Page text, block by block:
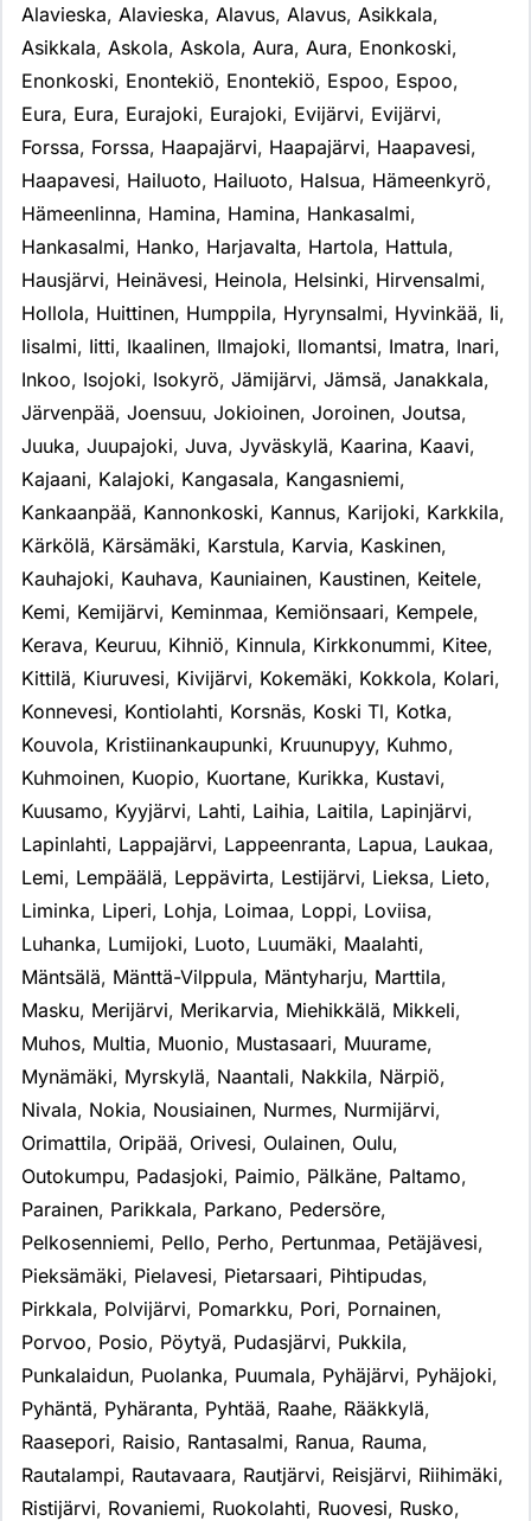
Alavieska, Alavieska, Alavus, Alavus, Asikkala,
Asikkala, Askola, Askola, Aura, Aura, Enonkoski,
Enonkoski, Enontekiö, Enontekiö, Espoo, Espoo,
Eura, Eura, Eurajoki, Eurajoki, Evijärvi, Evijärvi,
Forssa, Forssa, Haapajärvi, Haapajärvi, Haapavesi,
Haapavesi, Hailuoto, Hailuoto, Halsua, Hämeenkyrö,
Hämeenlinna, Hamina, Hamina, Hankasalmi,
Hankasalmi, Hanko, Harjavalta, Hartola, Hattula,
Hausjärvi, Heinävesi, Heinola, Helsinki, Hirvensalmi,
Hollola, Huittinen, Humppila, Hyrynsalmi, Hyvinkää, Ii,
Iisalmi, Iitti, Ikaalinen, Ilmajoki, Ilomantsi, Imatra, Inari,
Inkoo, Isojoki, Isokyrö, Jämijärvi, Jämsä, Janakkala,
Järvenpää, Joensuu, Jokioinen, Joroinen, Joutsa,
Juuka, Juupajoki, Juva, Jyväskylä, Kaarina, Kaavi,
Kajaani, Kalajoki, Kangasala, Kangasniemi,
Kankaanpää, Kannonkoski, Kannus, Karijoki, Karkkila,
Kärkölä, Kärsämäki, Karstula, Karvia, Kaskinen,
Kauhajoki, Kauhava, Kauniainen, Kaustinen, Keitele,
Kemi, Kemijärvi, Keminmaa, Kemiönsaari, Kempele,
Kerava, Keuruu, Kihniö, Kinnula, Kirkkonummi, Kitee,
Kittilä, Kiuruvesi, Kivijärvi, Kokemäki, Kokkola, Kolari,
Konnevesi, Kontiolahti, Korsnäs, Koski Tl, Kotka,
Kouvola, Kristiinankaupunki, Kruunupyy, Kuhmo,
Kuhmoinen, Kuopio, Kuortane, Kurikka, Kustavi,
Kuusamo, Kyyjärvi, Lahti, Laihia, Laitila, Lapinjärvi,
Lapinlahti, Lappajärvi, Lappeenranta, Lapua, Laukaa,
Lemi, Lempäälä, Leppävirta, Lestijärvi, Lieksa, Lieto,
Liminka, Liperi, Lohja, Loimaa, Loppi, Loviisa,
Luhanka, Lumijoki, Luoto, Luumäki, Maalahti,
Mäntsälä, Mänttä-Vilppula, Mäntyharju, Marttila,
Masku, Merijärvi, Merikarvia, Miehikkälä, Mikkeli,
Muhos, Multia, Muonio, Mustasaari, Muurame,
Mynämäki, Myrskylä, Naantali, Nakkila, Närpiö,
Nivala, Nokia, Nousiainen, Nurmes, Nurmijärvi,
Orimattila, Oripää, Orivesi, Oulainen, Oulu,
Outokumpu, Padasjoki, Paimio, Pälkäne, Paltamo,
Parainen, Parikkala, Parkano, Pedersöre,
Pelkosenniemi, Pello, Perho, Pertunmaa, Petäjävesi,
Pieksämäki, Pielavesi, Pietarsaari, Pihtipudas,
Pirkkala, Polvijärvi, Pomarkku, Pori, Pornainen,
Porvoo, Posio, Pöytyä, Pudasjärvi, Pukkila,
Punkalaidun, Puolanka, Puumala, Pyhäjärvi, Pyhäjoki,
Pyhäntä, Pyhäranta, Pyhtää, Raahe, Rääkkylä,
Raasepori, Raisio, Rantasalmi, Ranua, Rauma,
Rautalampi, Rautavaara, Rautjärvi, Reisjärvi, Riihimäki,
Ristijärvi, Rovaniemi, Ruokolahti, Ruovesi, Rusko,